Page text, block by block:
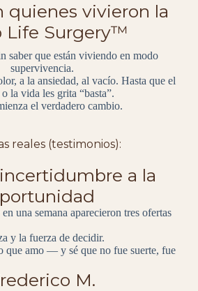
quienes vivieron la
Life Surgery™
saber que están viviendo en modo
supervivencia.
a la ansiedad, al vacío. Hasta que el
la vida les grita “basta”.
el verdadero cambio.
reales (testimonios):
a la
una semana aparecieron tres ofertas
y la fuerza de decidir.
que amo — y sé que no fue suerte, fue
M.